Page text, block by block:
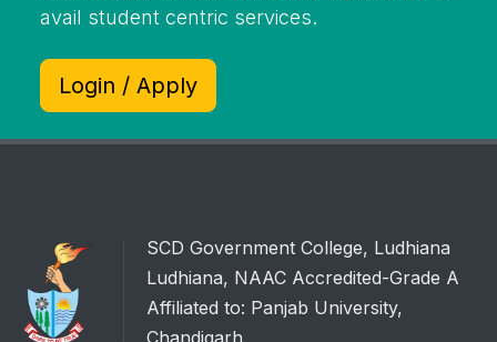
avail student centric services.
Login / Apply
SCD Government College, Ludhiana
Ludhiana, NAAC Accredited-Grade A
Affiliated to: Panjab University,
Chandigarh